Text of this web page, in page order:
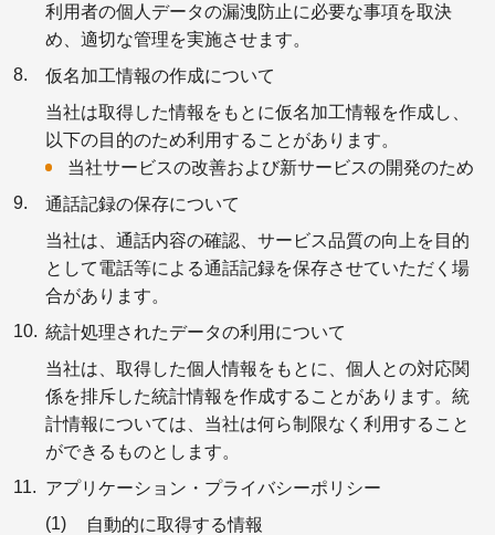
利用者の個人データの漏洩防止に必要な事項を取決
め、適切な管理を実施させます。
仮名加工情報の作成について
当社は取得した情報をもとに仮名加工情報を作成し、
以下の目的のため利用することがあります。
当社サービスの改善および新サービスの開発のため
通話記録の保存について
当社は、通話内容の確認、サービス品質の向上を目的
として電話等による通話記録を保存させていただく場
合があります。
統計処理されたデータの利用について
当社は、取得した個人情報をもとに、個人との対応関
係を排斥した統計情報を作成することがあります。統
計情報については、当社は何ら制限なく利用すること
ができるものとします。
アプリケーション・プライバシーポリシー
自動的に取得する情報